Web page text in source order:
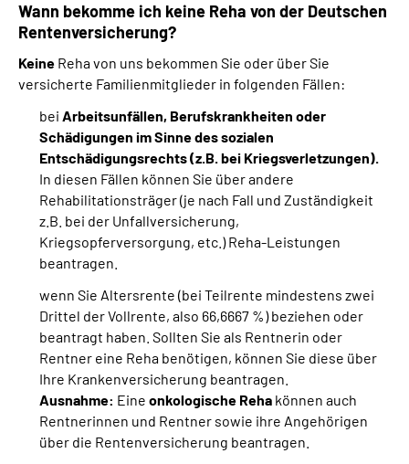
Wann bekomme ich keine Reha von der Deutschen
Rentenversicherung?
Keine Reha von uns bekommen Sie oder über Sie
versicherte Familienmitglieder in folgenden Fällen:
bei Arbeitsunfällen, Berufskrankheiten oder
Schädigungen im Sinne des sozialen
Entschädigungsrechts (z.B. bei Kriegsverletzungen).
In diesen Fällen können Sie über andere
Rehabilitationsträger (je nach Fall und Zuständigkeit
z.B. bei der Unfallversicherung,
Kriegsopferversorgung, etc.) Reha-Leistungen
beantragen.
wenn Sie Altersrente (bei Teilrente mindestens zwei
Drittel der Vollrente, also 66,6667 %) beziehen oder
beantragt haben. Sollten Sie als Rentnerin oder
Rentner eine Reha benötigen, können Sie diese über
Ihre Krankenversicherung beantragen.
Ausnahme: Eine onkologische Reha können auch
Rentnerinnen und Rentner sowie ihre Angehörigen
über die Rentenversicherung beantragen.